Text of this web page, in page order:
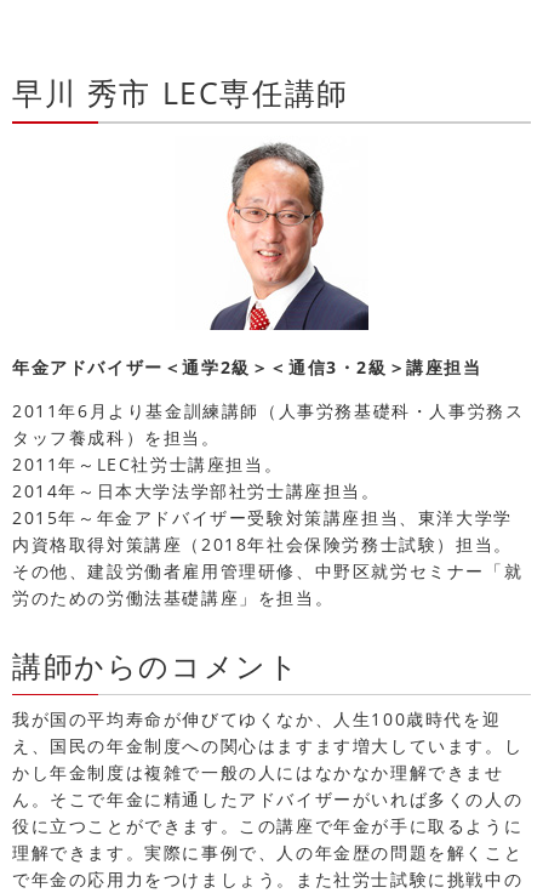
早川 秀市 LEC専任講師
年金アドバイザー＜通学2級＞＜通信3・2級＞講座担当
2011年6月より基金訓練講師（人事労務基礎科・人事労務ス
タッフ養成科）を担当。
2011年～LEC社労士講座担当。
2014年～日本大学法学部社労士講座担当。
2015年～年金アドバイザー受験対策講座担当、東洋大学学
内資格取得対策講座（2018年社会保険労務士試験）担当。
その他、建設労働者雇用管理研修、中野区就労セミナー「就
労のための労働法基礎講座」を担当。
講師からのコメント
我が国の平均寿命が伸びてゆくなか、人生100歳時代を迎
え、国民の年金制度への関心はますます増大しています。し
かし年金制度は複雑で一般の人にはなかなか理解できませ
ん。そこで年金に精通したアドバイザーがいれば多くの人の
役に立つことができます。この講座で年金が手に取るように
理解できます。実際に事例で、人の年金歴の問題を解くこと
で年金の応用力をつけましょう。また社労士試験に挑戦中の